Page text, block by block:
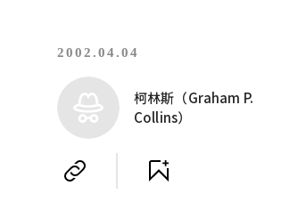
2002.04.04
柯林斯（Graham P.
Collins）